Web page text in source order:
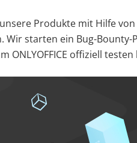
Produkte mit Hilfe
Wir starten ein Bug-
ONLYOFFICE offiziell